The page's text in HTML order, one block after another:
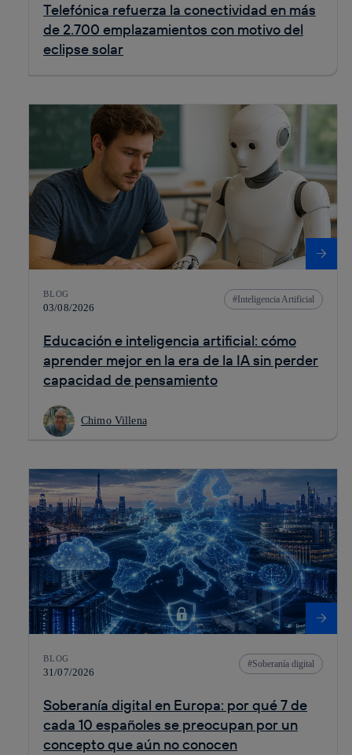
Telefónica refuerza la conectividad en más
de 2.700 emplazamientos con motivo del
eclipse solar
BLOG
03/08/2026
Inteligencia Artificial
Educación e inteligencia artificial: cómo
aprender mejor en la era de la IA sin perder
capacidad de pensamiento
Chimo Villena
BLOG
31/07/2026
Soberanía digital
Soberanía digital en Europa: por qué 7 de
cada 10 españoles se preocupan por un
concepto que aún no conocen